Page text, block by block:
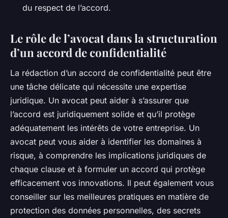
du respect de l’accord.
Le rôle de l’avocat dans la structuration
d’un accord de confidentialité
La rédaction d’un accord de confidentialité peut être
une tâche délicate qui nécessite une expertise
juridique. Un avocat peut aider à s’assurer que
l’accord est juridiquement solide et qu’il protège
adéquatement les intérêts de votre entreprise. Un
avocat peut vous aider à identifier les domaines à
risque, à comprendre les implications juridiques de
chaque clause et à formuler un accord qui protège
efficacement vos innovations. Il peut également vous
conseiller sur les meilleures pratiques en matière de
protection des données personnelles, des secrets